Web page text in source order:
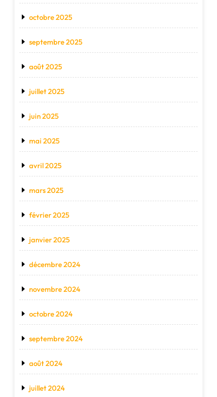
octobre 2025
septembre 2025
août 2025
juillet 2025
juin 2025
mai 2025
avril 2025
mars 2025
février 2025
janvier 2025
décembre 2024
novembre 2024
octobre 2024
septembre 2024
août 2024
juillet 2024